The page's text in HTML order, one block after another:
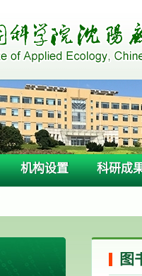
机构设置 科研成
图